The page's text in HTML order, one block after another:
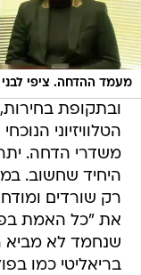
מעמד ההדחה. ציפי לבני
ובתקופת בחירות,
הטלוויזיוני
משדרי הדחה.
היחיד שחשוב.
רק שורדים
את "כל האמת
שנחמד לא מביא
בריאליטי כמו